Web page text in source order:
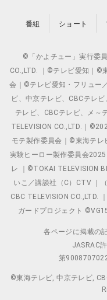
番組 ショート
©「かよチュー」実行委
CO.,LTD. ｜©テレビ愛知｜©
会｜©テレビ愛知・フリュー
ビ、中京テレビ、CBCテレ
テレビ、CBCテレビ、メ
TELEVISION CO.,LTD.｜
モテ製作委員会｜©東海テ
実験ヒーロー製作委員会
レ ｜©TOKAI TELEVISION
いこ／講談社（C）CTV ｜
CBC TELEVISION CO.,LTD.
ガードプロジェクト
各ページに掲載の
JASRAC
第
©東海テレビ, 中京テレビ,